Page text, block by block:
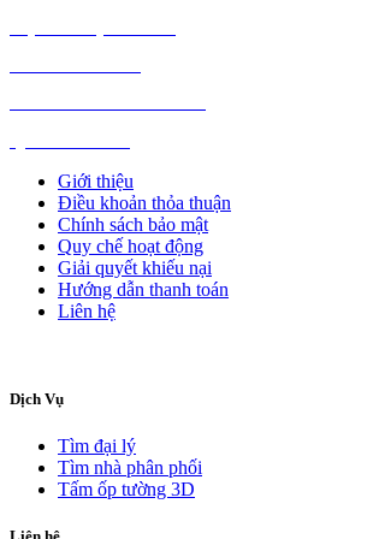
Giới thiệu
Điều khoản thỏa thuận
Chính sách bảo mật
Quy chế hoạt động
Giải quyết khiếu nại
Hướng dẫn thanh toán
Liên hệ
Dịch Vụ
Tìm đại lý
Tìm nhà phân phối
Tấm ốp tường 3D